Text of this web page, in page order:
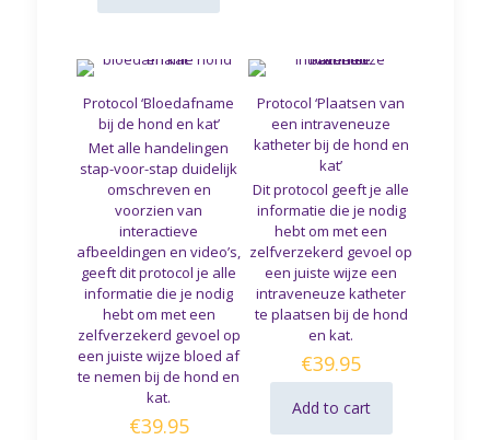
Protocol ‘Bloedafname
bij de hond en kat’
Met alle handelingen
stap-voor-stap duidelijk
omschreven en
voorzien van
interactieve
afbeeldingen en video’s,
geeft dit protocol je alle
informatie die je nodig
hebt om met een
zelfverzekerd gevoel op
een juiste wijze bloed af
te nemen bij de hond en
kat.
€39.95
Protocol ‘Plaatsen van
een intraveneuze
katheter bij de hond en
kat’
Dit protocol geeft je alle
informatie die je nodig
hebt om met een
zelfverzekerd gevoel op
een juiste wijze een
intraveneuze katheter
te plaatsen bij de hond
en kat.
€39.95
Add to cart